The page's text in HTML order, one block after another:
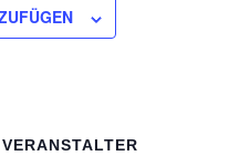
VERANSTALTER